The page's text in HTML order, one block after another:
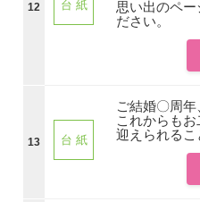
12 台 紙
思い出のペー
ださい。
13 台 紙
ご結婚〇周年
これからも
迎えられるこ